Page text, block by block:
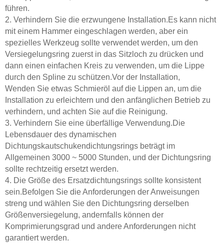
führen.
2. Verhindern Sie die erzwungene Installation.Es kann nicht
mit einem Hammer eingeschlagen werden, aber ein
spezielles Werkzeug sollte verwendet werden, um den
Versiegelungsring zuerst in das Sitzloch zu drücken und
dann einen einfachen Kreis zu verwenden, um die Lippe
durch den Spline zu schützen.Vor der Installation,
Wenden Sie etwas Schmieröl auf die Lippen an, um die
Installation zu erleichtern und den anfänglichen Betrieb zu
verhindern, und achten Sie auf die Reinigung.
3. Verhindern Sie eine überfällige Verwendung.Die
Lebensdauer des dynamischen
Dichtungskautschukendichtungsrings beträgt im
Allgemeinen 3000 ~ 5000 Stunden, und der Dichtungsring
sollte rechtzeitig ersetzt werden.
4. Die Größe des Ersatzdichtungsrings sollte konsistent
sein.Befolgen Sie die Anforderungen der Anweisungen
streng und wählen Sie den Dichtungsring derselben
Größenversiegelung, andernfalls können der
Komprimierungsgrad und andere Anforderungen nicht
garantiert werden.